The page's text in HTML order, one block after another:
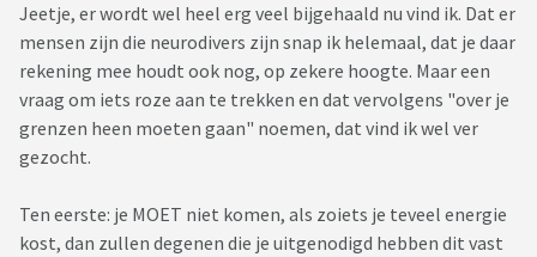
Jeetje, er wordt wel heel erg veel bijgehaald nu vind ik. Dat er
mensen zijn die neurodivers zijn snap ik helemaal, dat je daar
rekening mee houdt ook nog, op zekere hoogte. Maar een
vraag om iets roze aan te trekken en dat vervolgens "over je
grenzen heen moeten gaan" noemen, dat vind ik wel ver
gezocht.
Ten eerste: je MOET niet komen, als zoiets je teveel energie
kost, dan zullen degenen die je uitgenodigd hebben dit vast